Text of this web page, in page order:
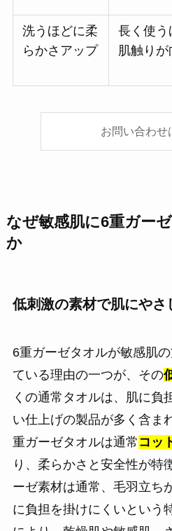
洗うほどに柔
らかさアップ
長く使う
肌触りが
お問い合わせ
なぜ敏感肌に6重ガー
か
低刺激の素材で肌にやさ
6重ガーゼタオルが敏感肌
ている理由の一つが、その
くの通常タオルは、肌に負
い仕上げの製品が多く含ま
重ガーゼタオルは通常 コッ
り、柔らかさと安全性が特
ーゼ素材は通常、毛羽立ち
に負担を掛けにくいという